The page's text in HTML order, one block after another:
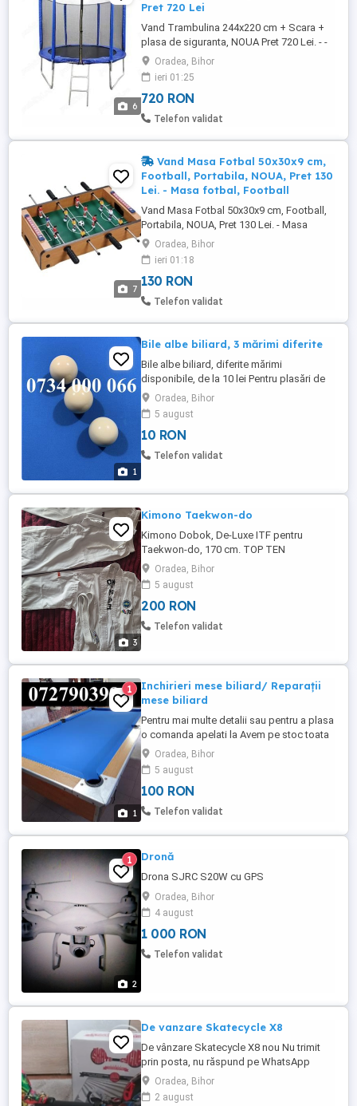
6
Pret 720 Lei
Vand Trambulina 244x220 cm + Scara +
plasa de siguranta, NOUA Pret 720 Lei. - -
Spatiu de joaca, Loc de joaca, Trambulina
244x220 cm + Scara + plasa de siguranta
(dimensiune totala). - Produsul este NOU
SIGILAT Dimensiune ambalajului 134 x 45
x 30 cm Greutatea 37 Kg - Produsul
Oradea, Bihor
ieri 01:25
720 RON
Telefon validat
7
Vand Masa Fotbal 50x30x9 cm,
Football, Portabila, NOUA, Pret 130
Lei. - Masa fotbal, Football
Vand Masa Fotbal 50x30x9 cm, Football,
Portabila, NOUA, Pret 130 Lei. - Masa
fotbal, Football, Fussball, Fusbal, Fusball,
Fussbal, Foosbal, Foosball, dimensiunea
50x30x9 cm, Portabila, NOUA - Produsul
este Nou Ambalat - Produsul necesita
asamblare Contine manual de instructiuni,
Oradea, Bihor
ieri 01:18
130 RON
Telefon validat
1
Bile albe biliard, 3 mărimi diferite
Bile albe biliard, diferite mărimi
disponibile, de la 10 lei Pentru plasări de
comenzi pentru accesorii biliard sau
închirieri și reparații mese biliard apelați la
.
Oradea, Bihor
5 august
10 RON
Telefon validat
3
Kimono Taekwon-do
Kimono Dobok, De-Luxe ITF pentru
Taekwon-do, 170 cm. TOP TEN
Oradea, Bihor
5 august
200 RON
Telefon validat
1
1
Inchirieri mese biliard/ Reparații
mese biliard
Pentru mai multe detalii sau pentru a plasa
o comanda apelati la Avem pe stoc toata
gama de accesorii biliard
Oradea, Bihor
5 august
100 RON
Telefon validat
2
1 Dronă
Drona SJRC S20W cu GPS
Oradea, Bihor
4 august
1 000 RON
Telefon validat
De vanzare Skatecycle X8
De vânzare Skatecycle X8 nou Nu trimit
prin posta, nu răspund pe WhatsApp
Oradea, Bihor
2 august